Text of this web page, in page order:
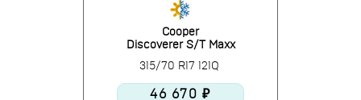
Cooper
Discoverer S/T Maxx
315/70 R17 121Q
46 670 ₽